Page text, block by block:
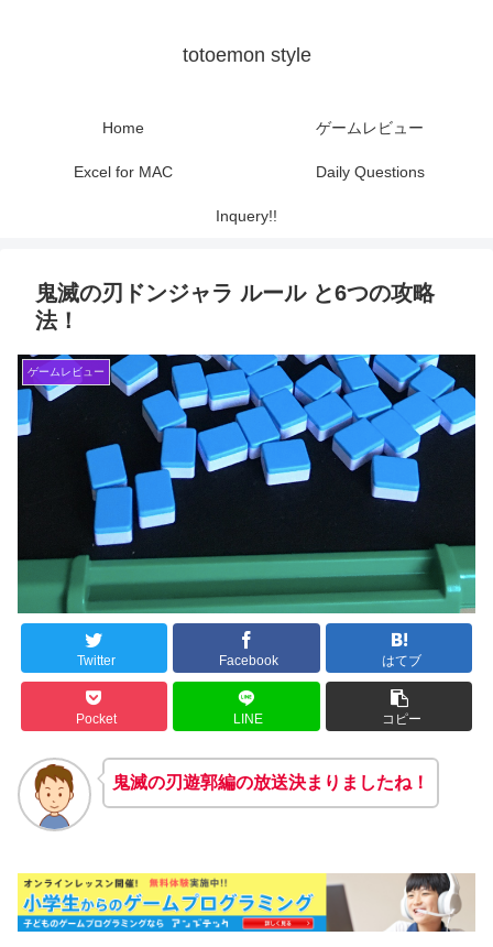
totoemon style
Home ゲームレビュー
Excel for MAC Daily Questions
Inquery!!
鬼滅の刃ドンジャラ ルール と6つの攻略
法！
ゲームレビュー
Twitter Facebook はてブ
Pocket LINE コピー
鬼滅の刃遊郭編の放送決まりましたね！